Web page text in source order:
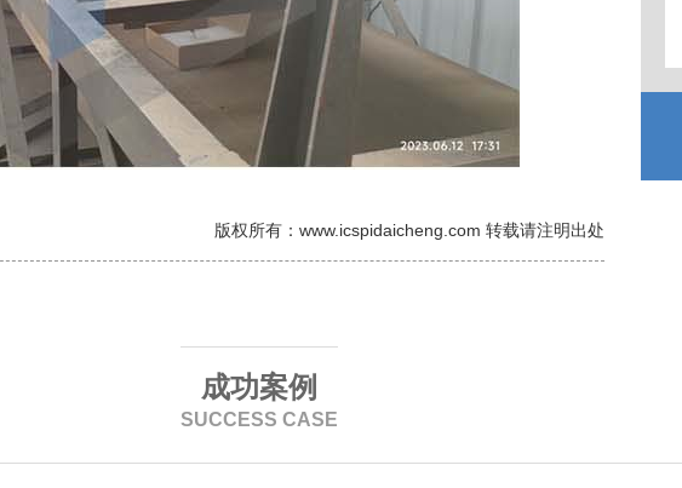
版权所有：www.icspidaicheng.com 转载请注明出处
成功案例
SUCCESS CASE